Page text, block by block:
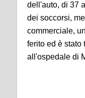
dell'auto, di 37
dei soccorsi,
commerciale,
ferito ed è stato
all'ospedale di